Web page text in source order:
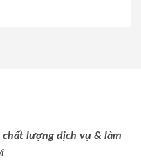
chất lượng dịch vụ & làm